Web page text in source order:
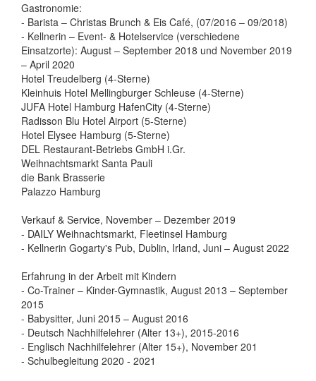
Gastronomie:
- Barista – Christas Brunch & Eis Café, (07/2016 – 09/2018)
- Kellnerin – Event- & Hotelservice (verschiedene
Einsatzorte): August – September 2018 und November 2019
– April 2020
Hotel Treudelberg (4-Sterne)
Kleinhuis Hotel Mellingburger Schleuse (4-Sterne)
JUFA Hotel Hamburg HafenCity (4-Sterne)
Radisson Blu Hotel Airport (5-Sterne)
Hotel Elysee Hamburg (5-Sterne)
DEL Restaurant-Betriebs GmbH i.Gr.
Weihnachtsmarkt Santa Pauli
die Bank Brasserie
Palazzo Hamburg
Verkauf & Service, November – Dezember 2019
- DAILY Weihnachtsmarkt, Fleetinsel Hamburg
- Kellnerin Gogarty's Pub, Dublin, Irland, Juni – August 2022
Erfahrung in der Arbeit mit Kindern
- Co-Trainer – Kinder-Gymnastik, August 2013 – September
2015
- Babysitter, Juni 2015 – August 2016
- Deutsch Nachhilfelehrer (Alter 13+), 2015-2016
- Englisch Nachhilfelehrer (Alter 15+), November 201
- Schulbegleitung 2020 - 2021